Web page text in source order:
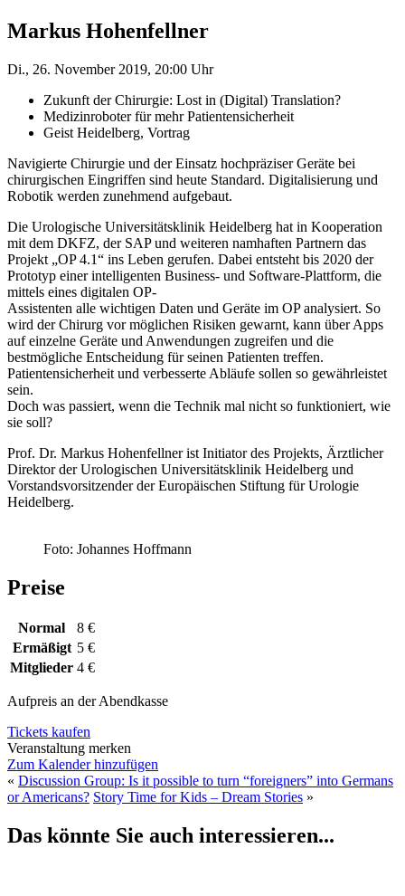
Markus Hohenfellner
Di., 26. November 2019, 20:00 Uhr
Zukunft der Chirurgie: Lost in (Digital) Translation?
Medizinroboter für mehr Patientensicherheit
Geist Heidelberg, Vortrag
Navigierte Chirurgie und der Einsatz hochpräziser Geräte bei
chirurgischen Eingriffen sind heute Standard. Digitalisierung und
Robotik werden zunehmend aufgebaut.
Die Urologische Universitätsklinik Heidelberg hat in Kooperation
mit dem DKFZ, der SAP und weiteren namhaften Partnern das
Projekt „OP 4.1“ ins Leben gerufen. Dabei entsteht bis 2020 der
Prototyp einer intelligenten Business- und Software-Plattform, die
mittels eines digitalen OP-
Assistenten alle wichtigen Daten und Geräte im OP analysiert. So
wird der Chirurg vor möglichen Risiken gewarnt, kann über Apps
auf einzelne Geräte und Anwendungen zugreifen und die
bestmögliche Entscheidung für seinen Patienten treffen.
Patientensicherheit und verbesserte Abläufe sollen so gewährleistet
sein.
Doch was passiert, wenn die Technik mal nicht so funktioniert, wie
sie soll?
Prof. Dr. Markus Hohenfellner ist Initiator des Projekts, Ärztlicher
Direktor der Urologischen Universitätsklinik Heidelberg und
Vorstandsvorsitzender der Europäischen Stiftung für Urologie
Heidelberg.
Foto: Johannes Hoffmann
Preise
Normal
8 €
Ermäßigt 5 €
Mitglieder 4 €
Aufpreis an der Abendkasse
Tickets kaufen
Veranstaltung merken
Zum Kalender hinzufügen
« Discussion Group: Is it possible to turn “foreigners” into Germans
or Americans? Story Time for Kids – Dream Stories »
Das könnte Sie auch interessieren...